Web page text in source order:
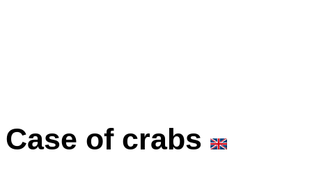
Case of crabs